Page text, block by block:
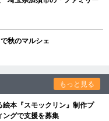
秋のマルシェ
もっと見る
本『スモックリン』制作プ
グで支援を募集